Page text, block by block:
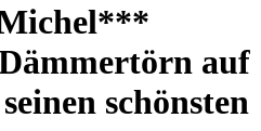
auf
schönsten